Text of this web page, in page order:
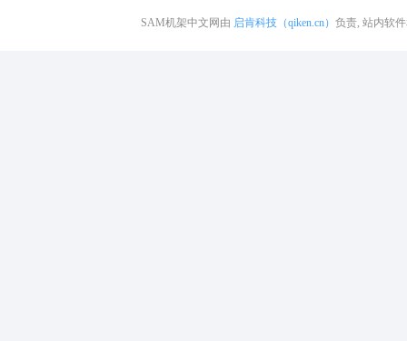
SAM机架中文网由 启肯科技（qiken.cn） 负责, 站内软